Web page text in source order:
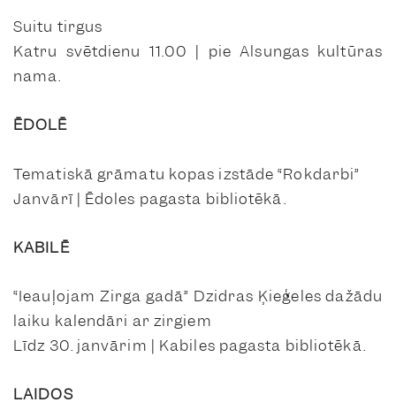
Suitu tirgus
Katru svētdienu 11.00 | pie Alsungas kultūras
nama.
ĒDOLĒ
Tematiskā grāmatu kopas izstāde “Rokdarbi”
Janvārī | Ēdoles pagasta bibliotēkā.
KABILĒ
“Ieauļojam Zirga gadā” Dzidras Ķieģeles dažādu
laiku kalendāri ar zirgiem
Līdz 30. janvārim | Kabiles pagasta bibliotēkā.
LAIDOS